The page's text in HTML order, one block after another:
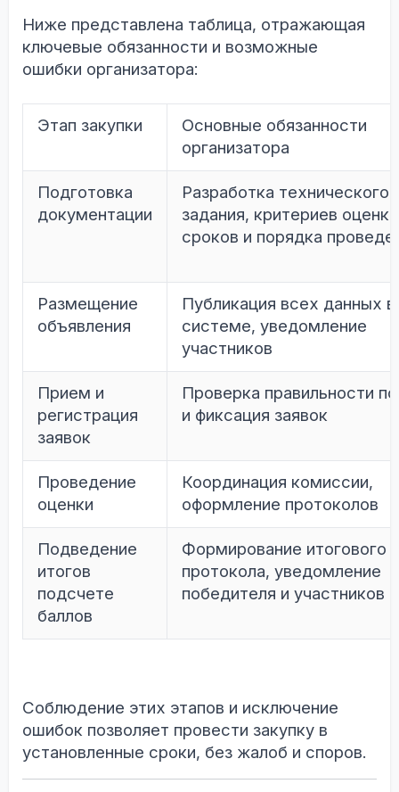
Ниже представлена таблица, отражающая
ключевые обязанности и возможные
ошибки организатора:
Этап закупки
Основные обязанности
организатора
Подготовка
документации
Разработка технического
задания, критериев
сроков и порядка
Размещение
объявления
Публикация всех данных в
системе, уведомление
участников
Прием и
регистрация
заявок
Проверка правильности
и фиксация заявок
Проведение
оценки
Координация комиссии,
оформление протоколов
Подведение
итогов
подсчете
баллов
Формирование итогового
протокола, уведомление
победителя и участников
Соблюдение этих этапов и исключение
ошибок позволяет провести закупку в
установленные сроки, без жалоб и споров.